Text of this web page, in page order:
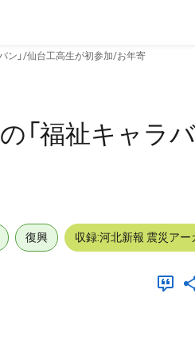
ン」/仙台工高生が初参加/お年寄
「福祉キャラ
復興 収録:河北新報 震災アー